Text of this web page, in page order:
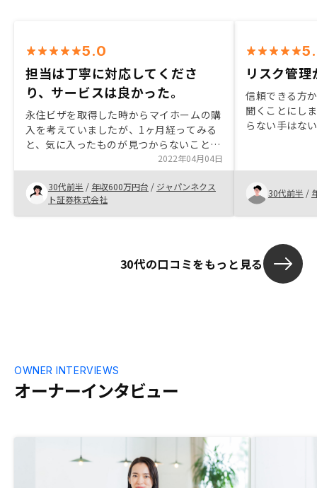
5.0
担当は丁寧に対応してくださ
り、サービスは良かった。
永住ビザを取得した時からマイホームの購
入を考えていましたが、1ヶ月経ってみる
と、気に入ったものが見つからないことが
わかりました。その時、友人から貴社を紹
介され、その貴社担当者や提案に大変興味
を持ちました。その1ヶ月後、調べて考え
た結果、マイホームを買うのではなく、自
分の将来に投資するために投資物件を買う
2022年04月04日
30代前半 / 年収600万円台 / ジャパンネクス
ト証券株式会社
リスク管理
信頼できる方
聞くことにし
らない手はな
理がしっかり
丁寧な説明が
30代前半 /
30代の口コミをもっと見る
オーナーインタビュー
OWNER INTERVIEWS